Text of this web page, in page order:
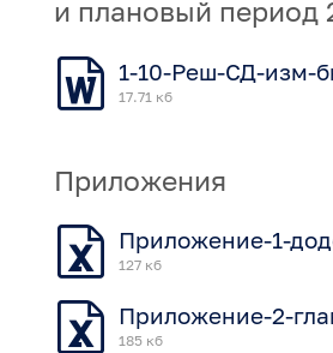
и плановый период
1-10-Реш-СД-изм-
17.71 кб
Приложения
Приложение-1-
127 кб
Приложение-2-
185 кб